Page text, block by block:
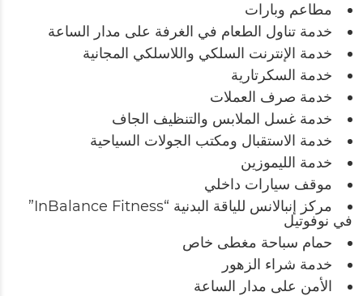
مطاعم وبارات
خدمة تناول الطعام في الغرفة على مدار الساعة
خدمة الإنترنت السلكي واللاسلكي المجانية
خدمة السكرتارية
خدمة صرف العملات
خدمة غسل الملابس والتنظيف الجاف
خدمة الاستقبال ومكتب الجولات السياحية
خدمة الليموزين
موقف سيارات داخلي
مركز إنبالانس للياقة البدنية “InBalance Fitness”
في نوفوتيل
حمام سباحة مغطى خاص
خدمة شراء الزهور
الأمن على مدار الساعة